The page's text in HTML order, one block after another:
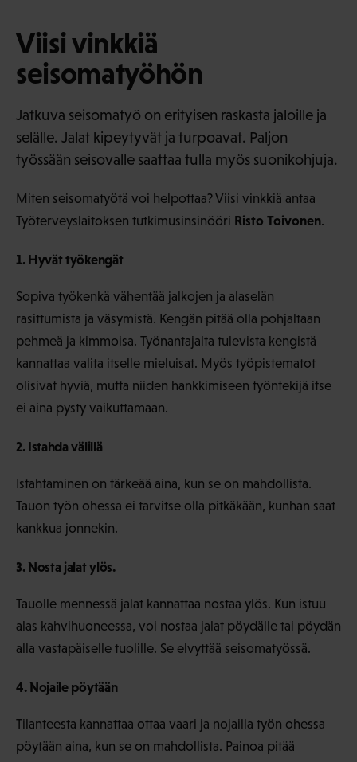
Viisi vinkkiä
seisomatyöhön
Jatkuva seisomatyö on erityisen raskasta jaloille ja
selälle. Jalat kipeytyvät ja turpoavat. Paljon
työssään seisovalle saattaa tulla myös suonikohjuja.
Miten seisomatyötä voi helpottaa? Viisi vinkkiä antaa
Työterveyslaitoksen tutkimusinsinööri Risto Toivonen.
1. Hyvät työkengät
Sopiva työkenkä vähentää jalkojen ja alaselän
rasittumista ja väsymistä. Kengän pitää olla pohjaltaan
pehmeä ja kimmoisa. Työnantajalta tulevista kengistä
kannattaa valita itselle mieluisat. Myös työpistematot
olisivat hyviä, mutta niiden hankkimiseen työntekijä itse
ei aina pysty vaikuttamaan.
2. Istahda välillä
Istahtaminen on tärkeää aina, kun se on mahdollista.
Tauon työn ohessa ei tarvitse olla pitkäkään, kunhan saat
kankkua jonnekin.
3. Nosta jalat ylös.
Tauolle mennessä jalat kannattaa nostaa ylös. Kun istuu
alas kahvihuoneessa, voi nostaa jalat pöydälle tai pöydän
alla vastapäiselle tuolille. Se elvyttää seisomatyössä.
4. Nojaile pöytään
Tilanteesta kannattaa ottaa vaari ja nojailla työn ohessa
pöytään aina, kun se on mahdollista. Painoa pitää